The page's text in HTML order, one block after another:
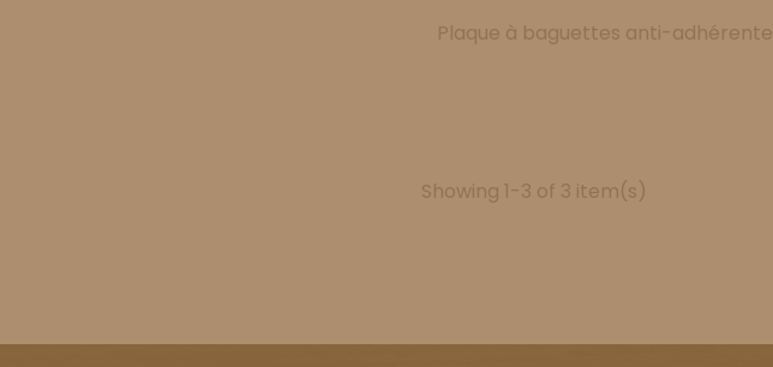
Plaque à baguettes anti-adhérente
Showing 1-3 of 3 item(s)